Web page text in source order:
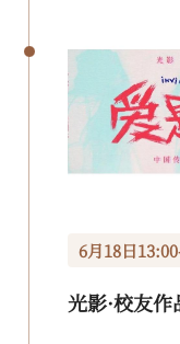
6月18日
光影·校友